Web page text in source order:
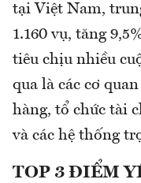
tại Việt Nam,
1.160 vụ, tăng
tiêu chịu nhiều
qua là các cơ
hàng, tổ chức tài
và các hệ thống
TOP 3 ĐIỂM